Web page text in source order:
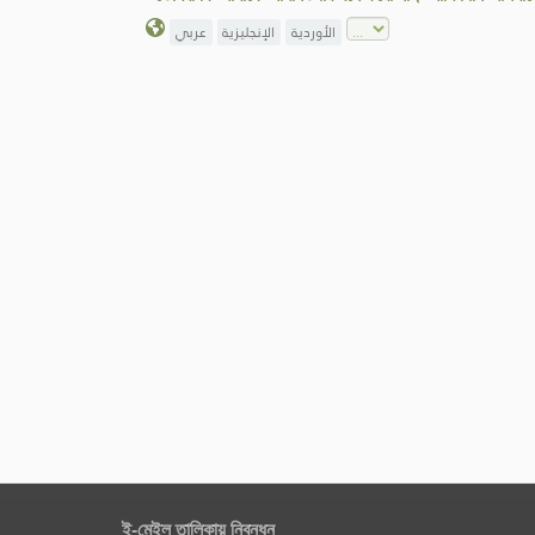
عربي الإنجليزية الأوردية
ই-মেইল তালিকায় নিবন্ধন